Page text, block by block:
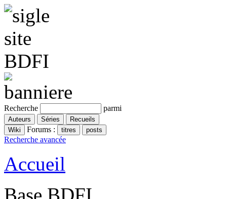
Recherche parmi
Forums :
Recherche avancée
Accueil